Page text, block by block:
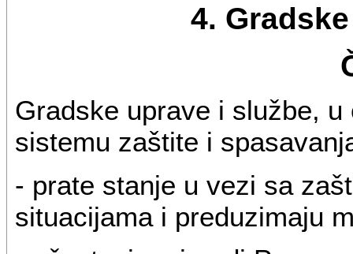
4.
Gradske uprave i službe,
sistemu zaštite i
- prate stanje u vezi sa
situacijama i preduzimaju